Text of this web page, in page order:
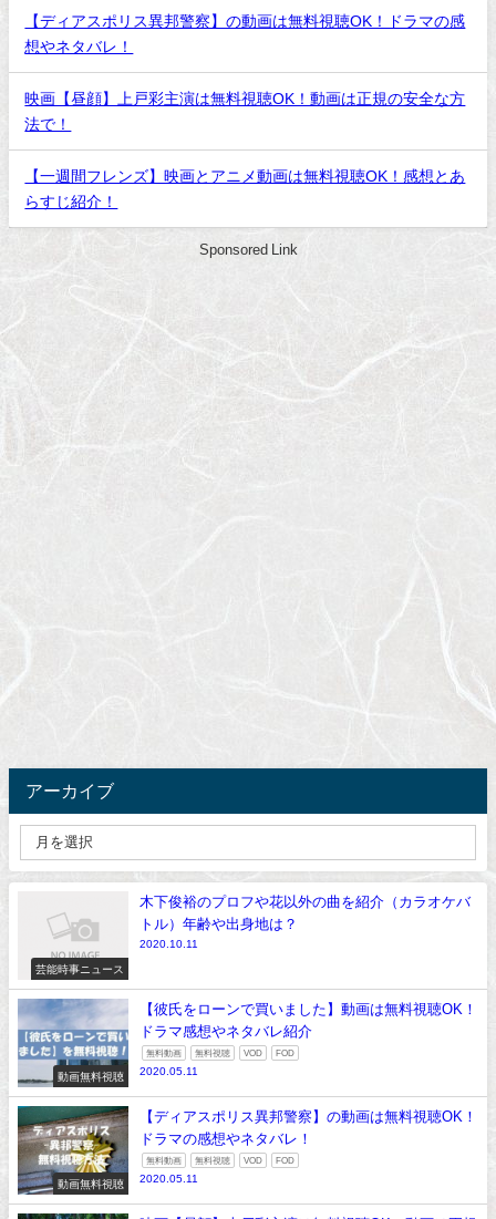
【ディアスポリス異邦警察】の動画は無料視聴OK！ドラマの感
想やネタバレ！
映画【昼顔】上戸彩主演は無料視聴OK！動画は正規の安全な方
法で！
【一週間フレンズ】映画とアニメ動画は無料視聴OK！感想とあ
らすじ紹介！
Sponsored Link
アーカイブ
芸能時事ニュース
木下俊裕のプロフや花以外の曲を紹介（カラオケバ
トル）年齢や出身地は？
2020.10.11
動画無料視聴
【彼氏をローンで買いました】動画は無料視聴OK！
ドラマ感想やネタバレ紹介
無料動画 無料視聴 VOD FOD
2020.05.11
動画無料視聴
【ディアスポリス異邦警察】の動画は無料視聴OK！
ドラマの感想やネタバレ！
無料動画 無料視聴 VOD FOD
2020.05.11